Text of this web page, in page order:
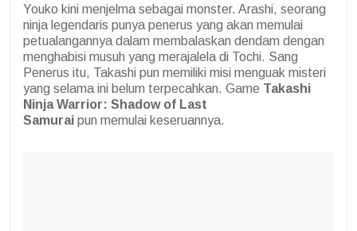
Youko kini menjelma sebagai monster. Arashi, seorang
ninja legendaris punya penerus yang akan memulai
petualangannya dalam membalaskan dendam dengan
menghabisi musuh yang merajalela di Tochi. Sang
Penerus itu, Takashi pun memiliki misi menguak misteri
yang selama ini belum terpecahkan. Game Takashi
Ninja Warrior: Shadow of Last
Samurai pun memulai keseruannya.